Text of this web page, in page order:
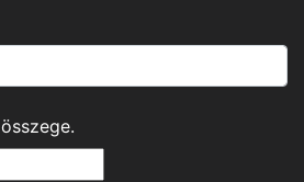
összege.